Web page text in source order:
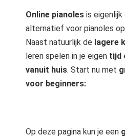
Online pianoles is
alternatief voor pianoles
Naast natuurlijk de lagere
leren spelen in je eigen tijd
vanuit huis. Start nu met
voor beginners:
Op deze pagina kun je een